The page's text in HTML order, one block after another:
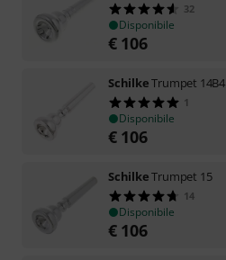
32
Disponibile
€ 106
SchilkeTrumpet 14B4
1
Disponibile
€ 106
SchilkeTrumpet 15
14
Disponibile
€ 106